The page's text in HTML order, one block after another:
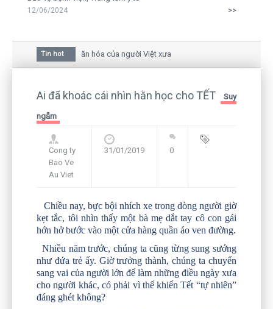
12/06/2024 >>
Tin hot
hoa mai trong văn hóa của người Việt xưa
giữa bức thư gửi mẹ của người... tử tù và của CEO
Ai đã khoác cái nhìn hằn học cho TẾT Suy
ngẫm
Cong ty
Bao Ve
Au Viet
31/01/2019 0 Blog
Chiều nay, bực bội nhích xe trong dòng người giờ
kẹt tắc, tôi nhìn thấy một bà mẹ dắt tay cô con gái
hớn hở bước vào một cửa hàng quần áo ven đường.
Nhiều năm trước, chúng ta cũng từng sung sướng
như đứa trẻ ấy. Giờ trưởng thành, chúng ta chuyển
sang vai của người lớn để làm những điều ngày xưa
cho người khác, có phải vì thế khiến Tết “tự nhiên”
đáng ghét không?